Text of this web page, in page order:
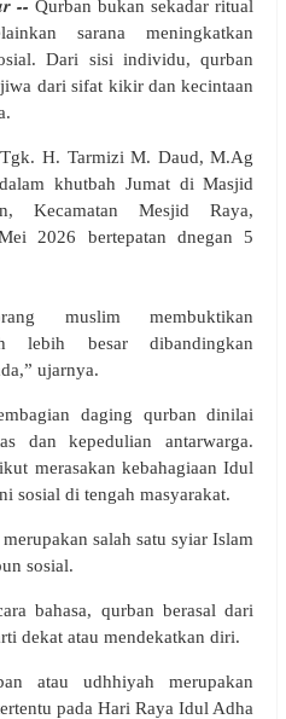
Qurban bukan sekadar ritual
sarana meningkatkan
Dari sisi individu, qurban
dari sifat kikir dan kecintaan
H. Tarmizi M. Daud, M.Ag
khutbah Jumat di Masjid
Kecamatan Mesjid Raya,
2026 bertepatan dnegan 5
muslim membuktikan
lebih besar dibandingkan
ujarnya.
daging qurban dinilai
dan kepedulian antarwarga.
merasakan kebahagiaan Idul
sosial di tengah masyarakat.
salah satu syiar Islam
sosial.
bahasa, qurban berasal dari
dekat atau mendekatkan diri.
atau udhhiyah merupakan
pada Hari Raya Idul Adha